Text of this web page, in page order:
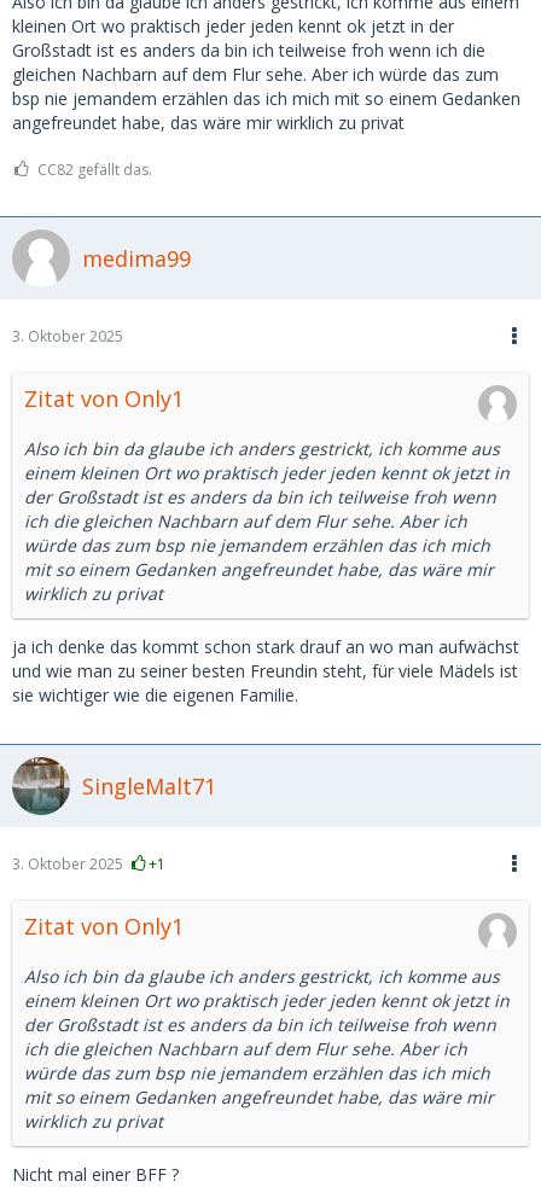
kleinen Ort wo praktisch jeder jeden kennt ok jetzt in der
Großstadt ist es anders da bin ich teilweise froh wenn ich die
gleichen Nachbarn auf dem Flur sehe. Aber ich würde das zum
bsp nie jemandem erzählen das ich mich mit so einem Gedanken
angefreundet habe, das wäre mir wirklich zu privat
CC82 gefällt das.
medima99
3. Oktober 2025
Zitat von Only1
Also ich bin da glaube ich anders gestrickt, ich komme aus
einem kleinen Ort wo praktisch jeder jeden kennt ok jetzt in
der Großstadt ist es anders da bin ich teilweise froh wenn
ich die gleichen Nachbarn auf dem Flur sehe. Aber ich
würde das zum bsp nie jemandem erzählen das ich mich
mit so einem Gedanken angefreundet habe, das wäre mir
wirklich zu privat
ja ich denke das kommt schon stark drauf an wo man aufwächst
und wie man zu seiner besten Freundin steht, für viele Mädels ist
sie wichtiger wie die eigenen Familie.
SingleMalt71
3. Oktober 2025 +1
Zitat von Only1
Also ich bin da glaube ich anders gestrickt, ich komme aus
einem kleinen Ort wo praktisch jeder jeden kennt ok jetzt in
der Großstadt ist es anders da bin ich teilweise froh wenn
ich die gleichen Nachbarn auf dem Flur sehe. Aber ich
würde das zum bsp nie jemandem erzählen das ich mich
mit so einem Gedanken angefreundet habe, das wäre mir
wirklich zu privat
Nicht mal einer BFF ?